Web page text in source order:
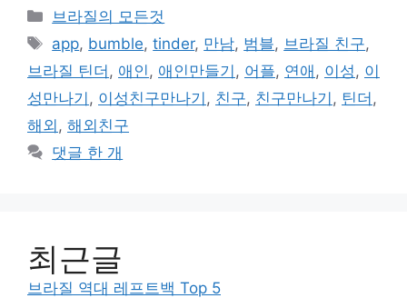
카
고
리
브라질의 모든것
태
그
app, bumble,tinder, 만남, 범블, 브라질 친구,
브라질 틴더 , 애인 , 애인만들기 , 어플, 연애 , 이성 , 이
성만나기 , 이성친구만나기 , 친구, 친구만나기 , 틴더 ,
해외 , 해외친구
댓글 한 개
최근글
브라질 역대 레프트백 Top 5